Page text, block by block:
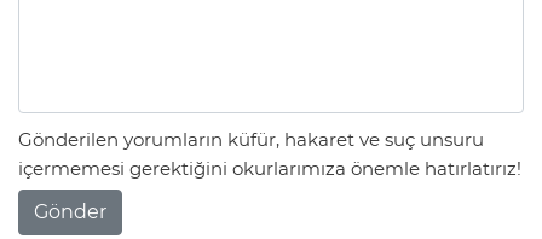
Gönderilen yorumların küfür, hakaret ve suç unsuru
içermemesi gerektiğini okurlarımıza önemle hatırlatırız!
Gönder